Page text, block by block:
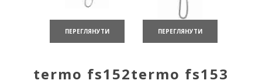
ПЕРЕГЛЯНУТИ ПЕРЕГЛЯНУТИ
termo fs152termo fs153